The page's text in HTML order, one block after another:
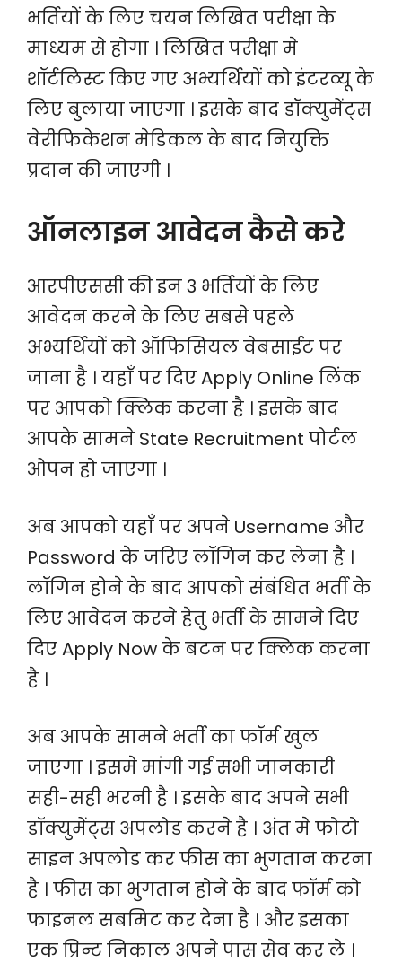
भर्तियों के लिए चयन लिखित परीक्षा के
माध्यम से होगा । लिखित परीक्षा मे
शॉर्टलिस्ट किए गए अभ्यर्थियों को इंटरव्यू के
लिए बुलाया जाएगा । इसके बाद डॉक्युमेंट्स
वेरीफिकेशन मेडिकल के बाद नियुक्ति
प्रदान की जाएगी ।
ऑनलाइन आवेदन कैसे करे
आरपीएससी की इन 3 भर्तियों के लिए
आवेदन करने के लिए सबसे पहले
अभ्यर्थियों को ऑफिसियल वेबसाईट पर
जाना है । यहाँ पर दिए Apply Online लिंक
पर आपको क्लिक करना है । इसके बाद
आपके सामने State Recruitment पोर्टल
ओपन हो जाएगा ।
अब आपको यहाँ पर अपने Username और
Password के जरिए लॉगिन कर लेना है ।
लॉगिन होने के बाद आपको संबंधित भर्ती के
लिए आवेदन करने हेतु भर्ती के सामने दिए
दिए Apply Now के बटन पर क्लिक करना
है ।
अब आपके सामने भर्ती का फॉर्म खुल
जाएगा । इसमे मांगी गई सभी जानकारी
सही-सही भरनी है । इसके बाद अपने सभी
डॉक्युमेंट्स अपलोड करने है । अंत मे फोटो
साइन अपलोड कर फीस का भुगतान करना
है । फीस का भुगतान होने के बाद फॉर्म को
फाइनल सबमिट कर देना है । और इसका
एक प्रिन्ट निकाल अपने पास सेव कर ले ।